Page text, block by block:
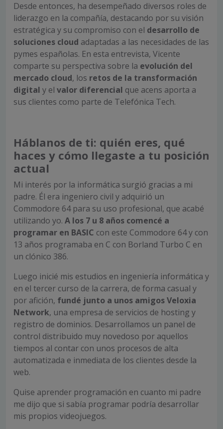
Desde entonces, ha desempeñado diversos roles de
liderazgo en la compañía, destacando por su visión
estratégica y su compromiso con el desarrollo de
soluciones cloud adaptadas a las necesidades de las
pymes españolas. En esta entrevista, Vicente
comparte su perspectiva sobre la evolución del
mercado cloud, los retos de la transformación
digital y el valor diferencial que acens aporta a
sus clientes como parte de Telefónica Tech.
Háblanos de ti: quién eres, qué
haces y cómo llegaste a tu posición
actual
Mi interés por la informática surgió gracias a mi
padre. Él era ingeniero civil y adquirió un
Commodore 64 para su uso profesional, que acabé
utilizando yo. A los 7 u 8 años comencé a
programar en BASIC con este Commodore 64 y con
13 años programaba en C con Borland Turbo C en
un clónico 386.
Luego inicié mis estudios en ingeniería informática y
en el tercer curso de la carrera, de forma casual y
por afición, fundé junto a unos amigos Veloxia
Network, una empresa de servicios de hosting y
registro de dominios. Desarrollamos un panel de
control distribuido muy novedoso por aquellos
tiempos al contar con unos procesos de alta
automatizada e inmediata de los clientes desde la
web.
Quise aprender programación en cuanto mi padre
me dijo que si sabía programar podría desarrollar
mis propios videojuegos.